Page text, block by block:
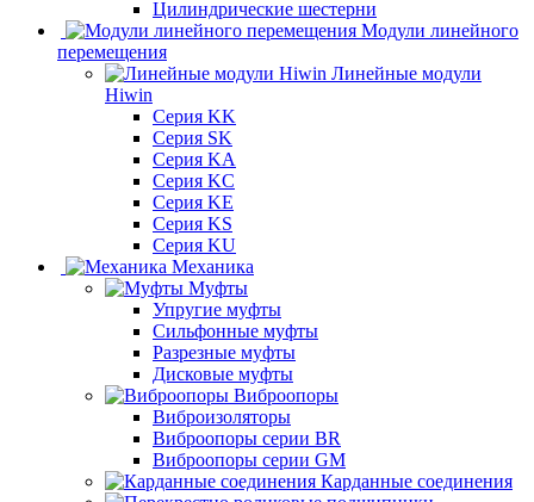
Цилиндрические шестерни
Модули линейного
перемещения
Линейные модули
Hiwin
Серия KK
Серия SK
Серия KA
Серия KC
Серия KE
Серия KS
Серия KU
Механика
Муфты
Упругие муфты
Сильфонные муфты
Разрезные муфты
Дисковые муфты
Виброопоры
Виброизоляторы
Виброопоры серии BR
Виброопоры серии GM
Карданные соединения